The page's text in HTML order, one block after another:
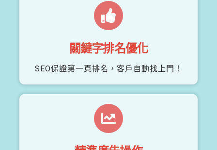
關鍵字排名優化
SEO保證第一頁排名，客戶自動找上門！